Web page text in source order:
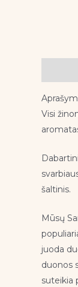
Visi
šaltinis.
Mūsų
juoda
duonos
suteikia